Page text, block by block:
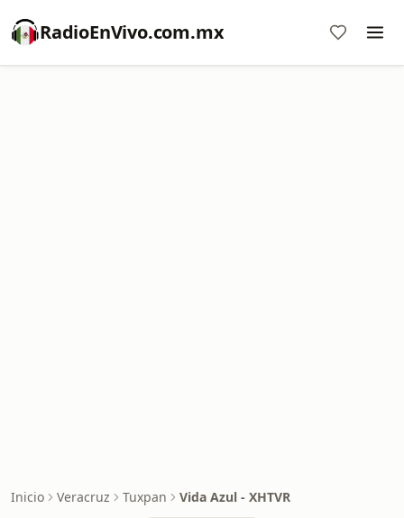
RadioEnVivo.com.mx
Inicio Veracruz Tuxpan Vida Azul - XHTVR